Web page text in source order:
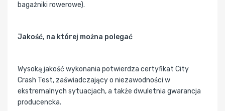
bagażniki rowerowe).
Jakość, na której można polegać
Wysoką jakość wykonania potwierdza certyfikat City
Crash Test, zaświadczający o niezawodności w
ekstremalnych sytuacjach, a także dwuletnia gwarancja
producencka.